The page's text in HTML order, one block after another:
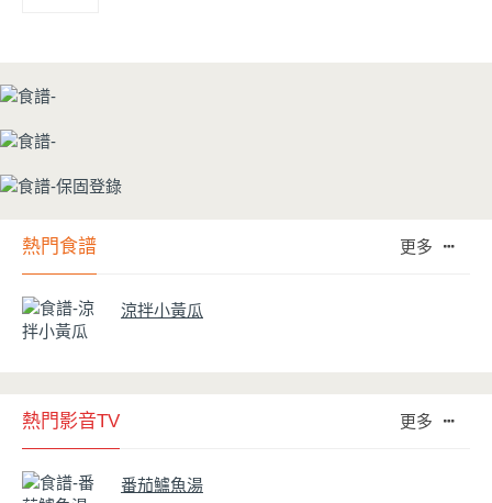
熱門食譜 更多
涼拌小黃瓜
熱門影音TV 更多
番茄鱸魚湯